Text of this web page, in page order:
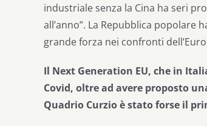
industriale senza la Cina ha seri
all’anno”. La Repubblica popolare
grande forza nei confronti
Il Next Generation EU, che in
Covid, oltre ad avere proposto
Quadrio Curzio è stato forse il